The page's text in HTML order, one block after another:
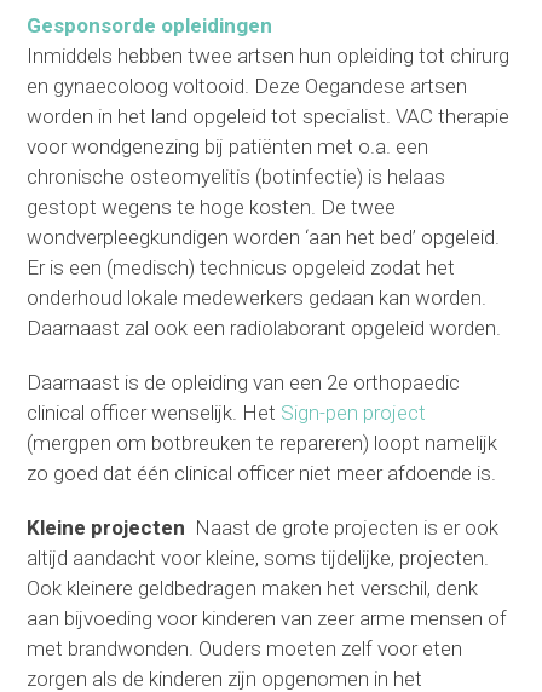
Gesponsorde opleidingen
Inmiddels hebben twee artsen hun opleiding tot chirurg
en gynaecoloog voltooid. Deze Oegandese artsen
worden in het land opgeleid tot specialist. VAC therapie
voor wondgenezing bij patiënten met o.a. een
chronische osteomyelitis (botinfectie) is helaas
gestopt wegens te hoge kosten. De twee
wondverpleegkundigen worden ‘aan het bed’ opgeleid.
Er is een (medisch) technicus opgeleid zodat het
onderhoud lokale medewerkers gedaan kan worden.
Daarnaast zal ook een radiolaborant opgeleid worden.
Daarnaast is de opleiding van een 2e orthopaedic
clinical officer wenselijk. Het Sign-pen project
(mergpen om botbreuken te repareren) loopt namelijk
zo goed dat één clinical officer niet meer afdoende is.
Kleine projecten Naast de grote projecten is er ook
altijd aandacht voor kleine, soms tijdelijke, projecten.
Ook kleinere geldbedragen maken het verschil, denk
aan bijvoeding voor kinderen van zeer arme mensen of
met brandwonden. Ouders moeten zelf voor eten
zorgen als de kinderen zijn opgenomen in het